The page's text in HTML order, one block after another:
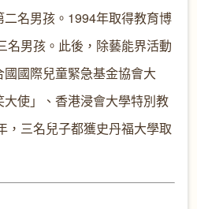
名男孩。1994年取得教育博
名男孩。此後，除藝能界活動
國際兒童緊急基金協會大
使」、香港浸會大學特別教
，三名兒子都獲史丹福大學取